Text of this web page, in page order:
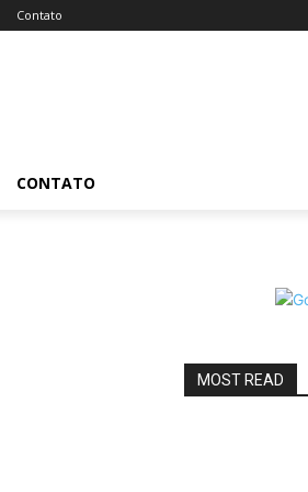
Contato
CONTATO
MOST READ